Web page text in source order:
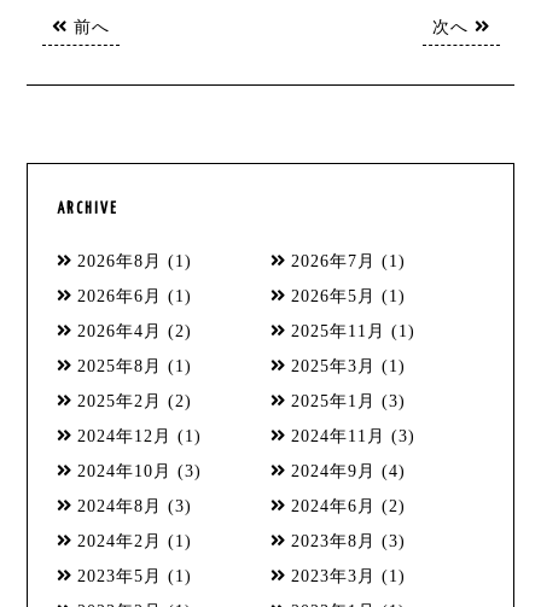
前へ 次へ
ARCHIVE
2026年8月 (1) 2026年7月
(1)
2026年6月
(1) 2026年5月
(1)
2026年4月
(2) 2025年11月
(1)
2025年8月
(1) 2025年3月
(1)
2025年2月
(2) 2025年1月
(3)
2024年12月
(1) 2024年11月
(3)
2024年10月
(3) 2024年9月
(4)
2024年8月
(3) 2024年6月
(2)
2024年2月
(1) 2023年8月
(3)
2023年5月
(1) 2023年3月
(1)